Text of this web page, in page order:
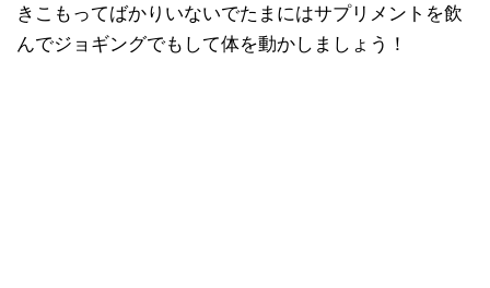
きこもってばかりいないでたまにはサプリメントを飲
んでジョギングでもして体を動かしましょう！